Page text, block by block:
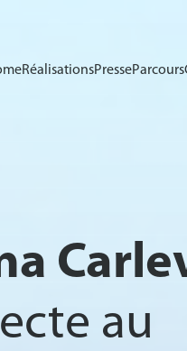
RéalisationsPresseParcours
au